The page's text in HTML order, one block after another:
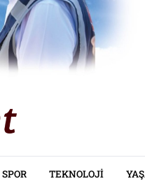
SPOR TEKNOLOJI